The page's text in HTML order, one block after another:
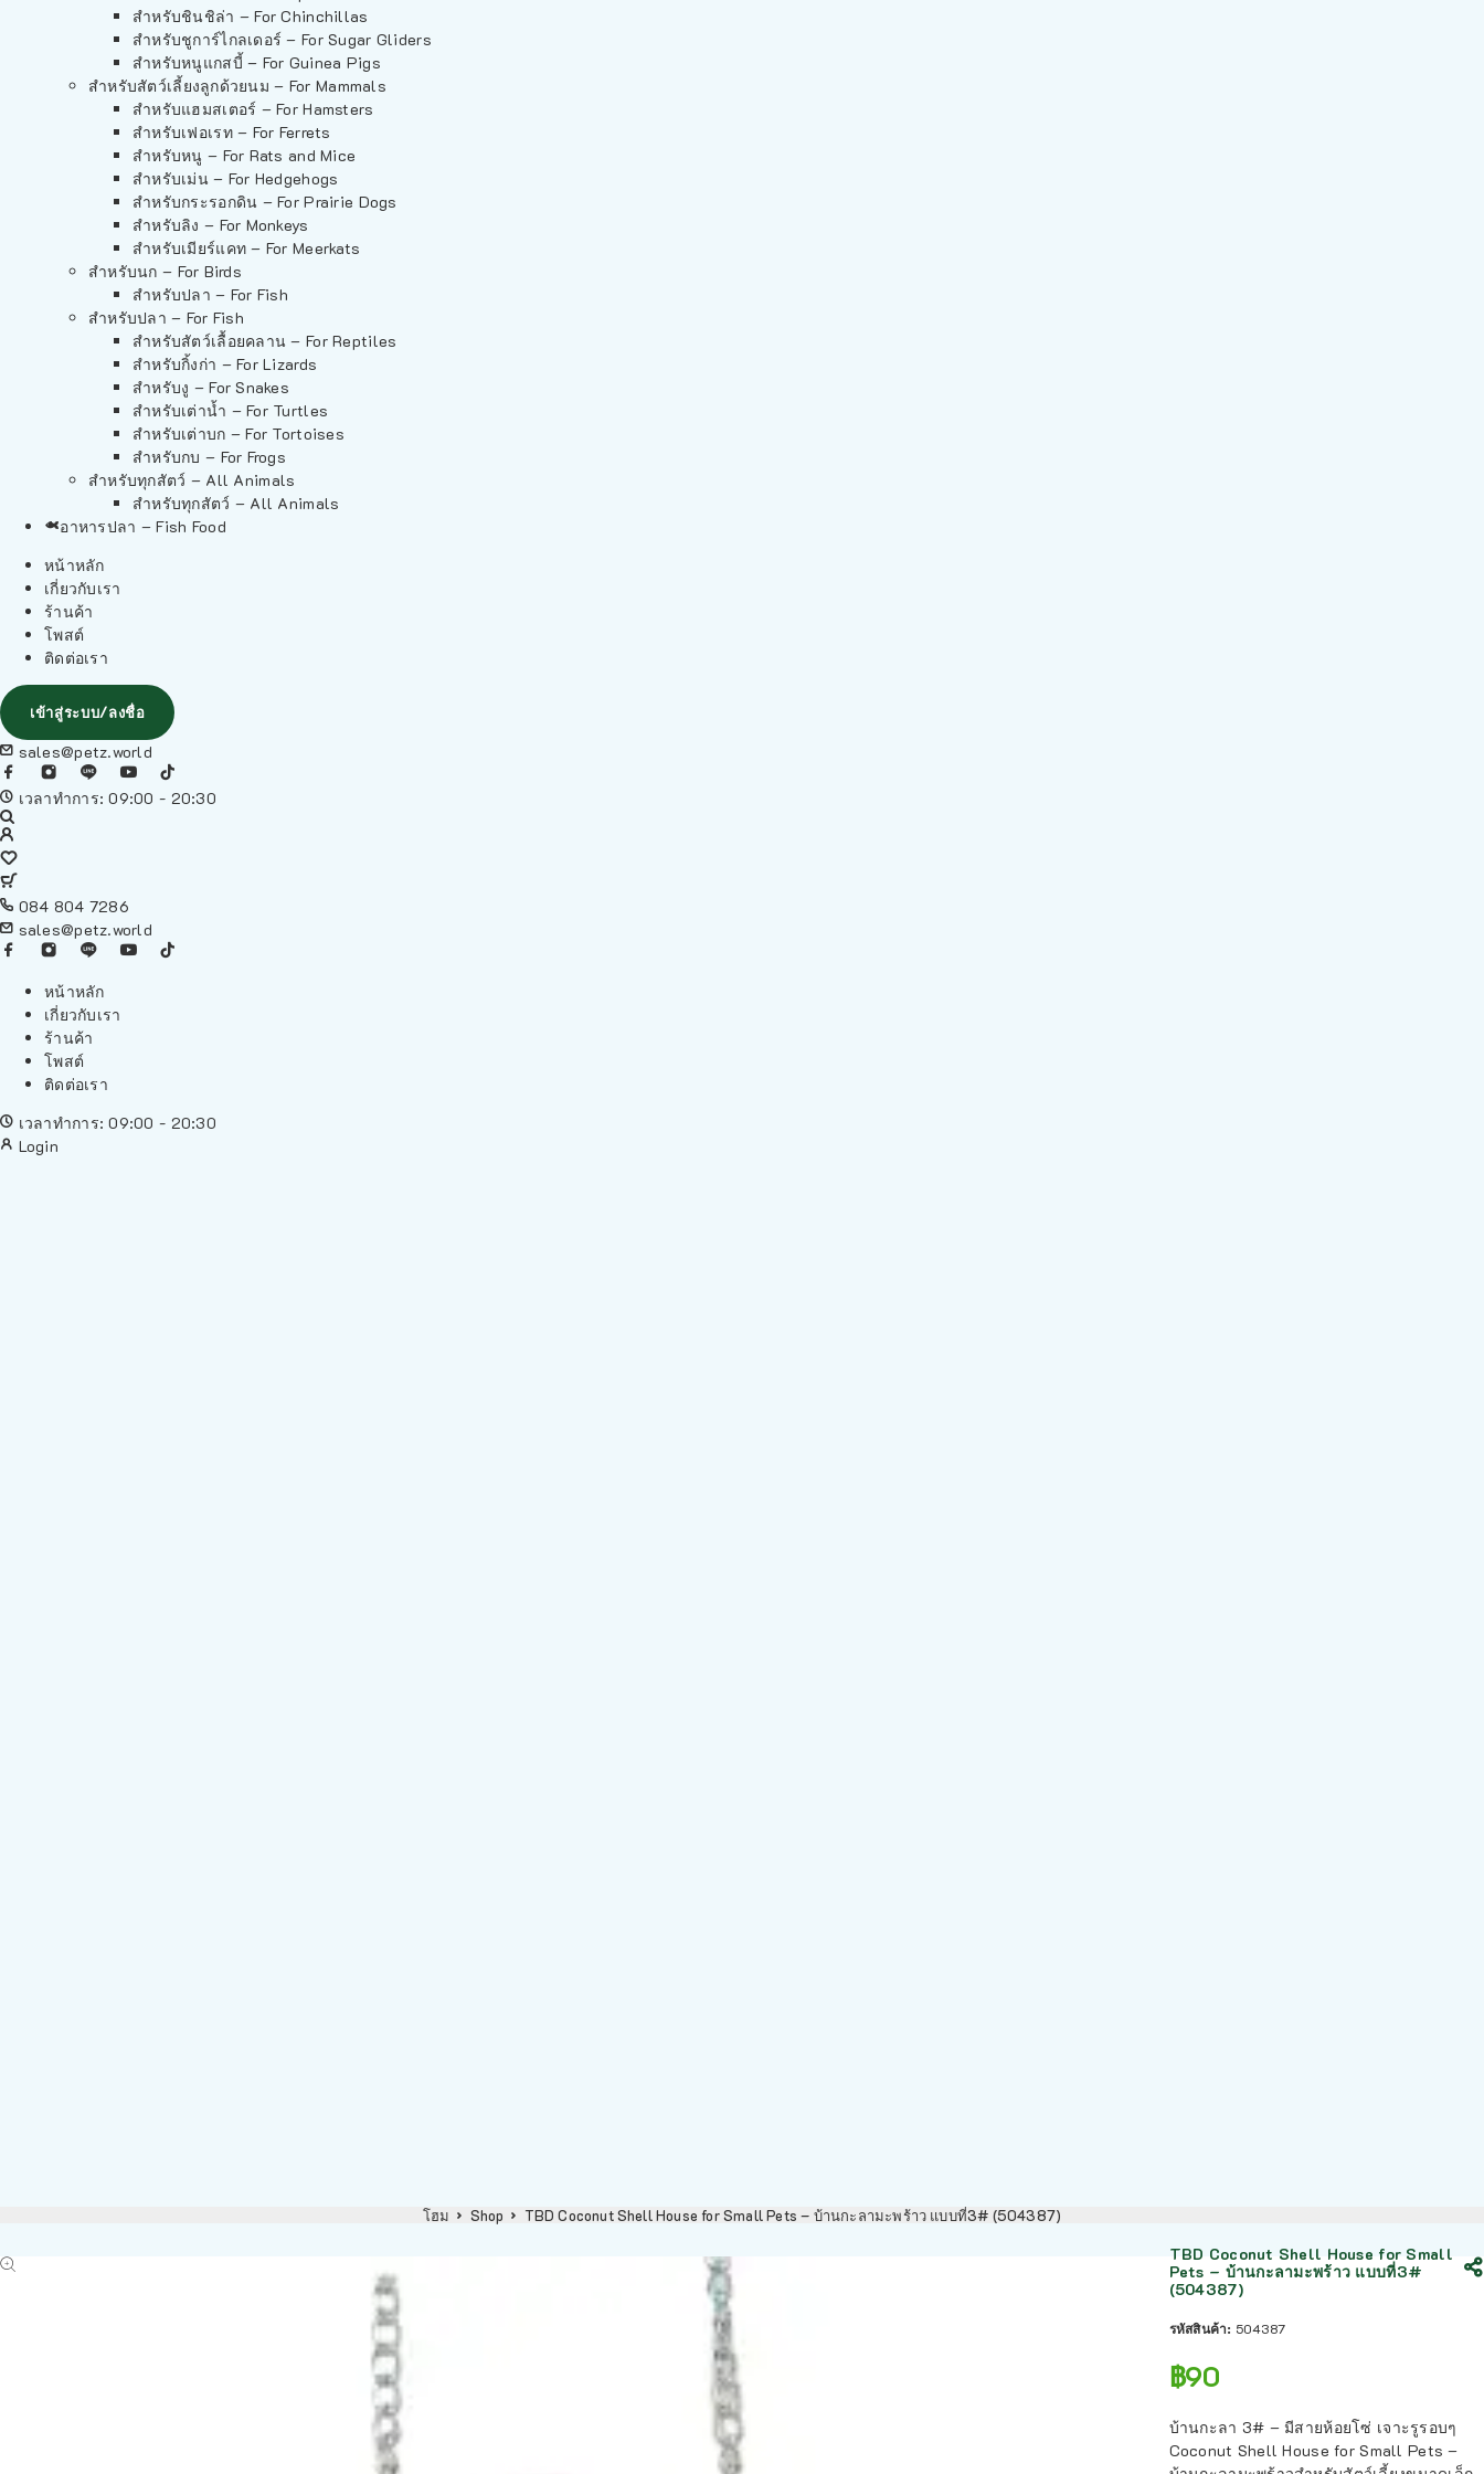
สำหรับชินชิล่า – For Chinchillas
สำหรับชูการ์ไกลเดอร์ – For Sugar Gliders
สำหรับหนูแกสบี้ – For Guinea Pigs
สำหรับสัตว์เลี้ยงลูกด้วยนม – For Mammals
สำหรับแฮมสเตอร์ – For Hamsters
สำหรับเฟอเรท – For Ferrets
สำหรับหนู – For Rats and Mice
สำหรับเม่น – For Hedgehogs
สำหรับกระรอกดิน – For Prairie Dogs
สำหรับลิง – For Monkeys
สำหรับเมียร์แคท – For Meerkats
สำหรับนก – For Birds
สำหรับปลา – For Fish
สำหรับปลา – For Fish
สำหรับสัตว์เลื้อยคลาน – For Reptiles
สำหรับกิ้งก่า – For Lizards
สำหรับงู – For Snakes
สำหรับเต่าน้ำ – For Turtles
สำหรับเต่าบก – For Tortoises
สำหรับกบ – For Frogs
สำหรับทุกสัตว์ – All Animals
สำหรับทุกสัตว์ – All Animals
อาหารปลา – Fish Food
หน้าหลัก
เกี่ยวกับเรา
ร้านค้า
โพสต์
ติดต่อเรา
เข้าสู่ระบบ/ลงชื่อ
sales@petz.world
เวลาทำการ: 09:00 - 20:30
084 804 7286
sales@petz.world
หน้าหลัก
เกี่ยวกับเรา
ร้านค้า
โพสต์
ติดต่อเรา
เวลาทำการ: 09:00 - 20:30
Login
โฮม Shop TBD Coconut Shell House for Small Pets – บ้านกะลามะพร้าว แบบที่3# (504387)
TBD Coconut Shell House for Small
Pets – บ้านกะลามะพร้าว แบบที่3#
(504387)
รหัสสินค้า: 504387
฿90
บ้านกะลา 3# – มีสายห้อยโซ่ เจาะรูรอบๆ
Coconut Shell House for Small Pets –